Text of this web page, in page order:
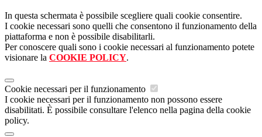
In questa schermata è possibile scegliere quali cookie consentire.
I cookie necessari sono quelli che consentono il funzionamento della
piattaforma e non è possibile disabilitarli.
Per conoscere quali sono i cookie necessari al funzionamento potete
visionare la COOKIE POLICY.
Cookie necessari per il funzionamento
I cookie necessari per il funzionamento non possono essere
disabilitati. È possibile consultare l'elenco nella pagina della cookie
policy.